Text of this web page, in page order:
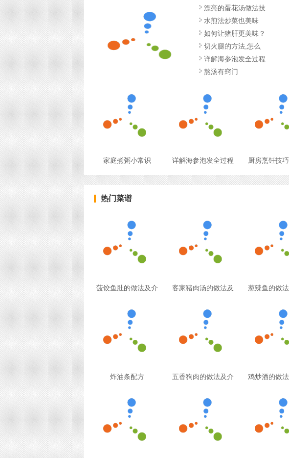
漂亮的蛋花汤做法技
水煎法炒菜也美味
如何让猪肝更美味？
切火腿的方法,怎么
详解海参泡发全过程
熬汤有窍门
家庭煮粥小常识 详解海参泡发全过程 厨房烹饪技
热门菜谱
菠饺鱼肚的做法及介 客家猪肉汤的做法及 葱辣鱼的做
炸油条配方 五香狗肉的做法及介 鸡炒酒的做